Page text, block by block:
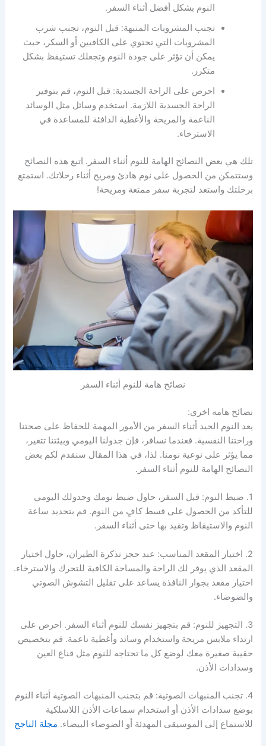
النوم بشكل أفضل أثناء السفر.
تجنب المشروبات المنبهة: قبل النوم، تجنب شرب
المشروبات التي تحتوي على الكافيين أو السكر، حيث
يمكن أن تؤثر على جودة النوم وتجعلك تستيقظ بشكل
متكرر.
احرص على الراحة الجسدية: قبل النوم، قم بتوفير
الراحة الجسدية اللازمة. استخدم وسائل مثل الوسائد
الناعمة والمريحة والأغطية الدافئة للمساعدة في
الاسترخاء.
تلك هي بعض النصائح الهامة للنوم أثناء السفر. اتبع هذه النصائح
وستتمكن من الحصول على نوم هادئ ومريح أثناء رحلاتك. استمتع
برحلتك واستعد لتجربة سفر ممتعة ومريحة!
نصائح هامة للنوم أثناء السفر
نصائح هامه اخري:
يعد النوم الجيد أثناء السفر من الأمور المهمة للحفاظ على صحتنا
وراحتنا النفسية. فعندما نسافر، فإن جدولنا اليومي وبيئتنا تتغير،
مما يؤثر على نوعية نومنا. لذا، في هذا المقال سنقدم لكم بعض
النصائح الهامة للنوم أثناء السفر.
1. ضبط النوم: قبل السفر، حاول ضبط نومك وجدولك اليومي
للتأكد من الحصول على قسط كافٍ من النوم. قم بتحديد ساعة
النوم والاستيقاظ وتقيد بها حتى أثناء السفر.
2. اختيار المقعد المناسب: عند حجز تذكرة الطيران، حاول اختيار
المقعد الذي يوفر لك الراحة والمساحة الكافية للتحرك والاسترخاء.
اختيار مقعد بجوار النافذة يساعد على تقليل التشوش الصوتي
والضوضاء.
3. التجهيز للنوم: قم بتجهيز نفسك للنوم أثناء السفر. احرص على
ارتداء ملابس مريحة واستخدام وسائد وأغطية ناعمة. قم بتخصيص
حقيبة صغيرة معك لوضع كل ما تحتاجه للنوم مثل قناع العين
وسدادات الأذن.
4. تجنب المنبهات الصوتية: قم بتجنب المنبهات الصوتية أثناء النوم
بوضع سدادات الأذن أو استخدام سماعات الأذن اللاسلكية
للاستماع إلى الموسيقى المهدئة أو الضوضاء البيضاء. مجلة الناجح